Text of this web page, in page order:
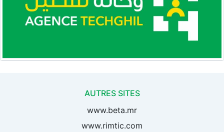
AUTRES SITES
www.beta.mr
www.rimtic.com